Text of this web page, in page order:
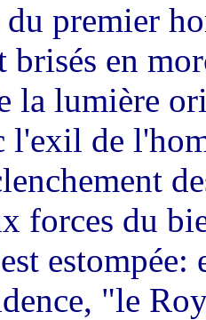
premier
brisés en
la lumière
l'exil de
forces du
"le